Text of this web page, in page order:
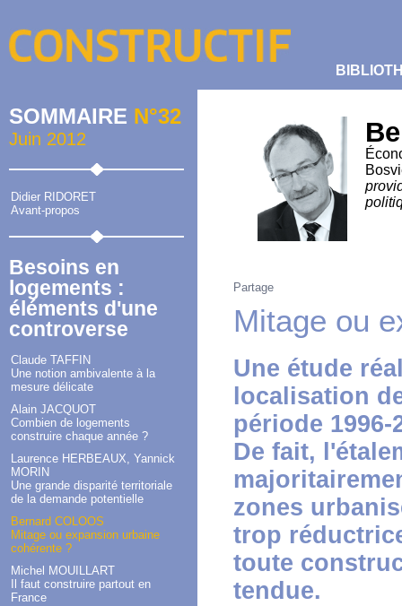
SOMMAIRE N°32
Juin 2012
Didier RIDORET
Avant-propos
Besoins en
logements :
éléments d'une
controverse
Claude TAFFIN
Une notion ambivalente à la
mesure délicate
Alain JACQUOT
Combien de logements
construire chaque année ?
Laurence HERBEAUX, Yannick
MORIN
Une grande disparité territoriale
de la demande potentielle
Bernard COLOOS
Mitage ou expansion urbaine
cohérente ?
Michel MOUILLART
Il faut construire partout en
France
Partage
Mitage ou
Une étude
localisation
période
De fait,
zones
trop
toute
tendue.